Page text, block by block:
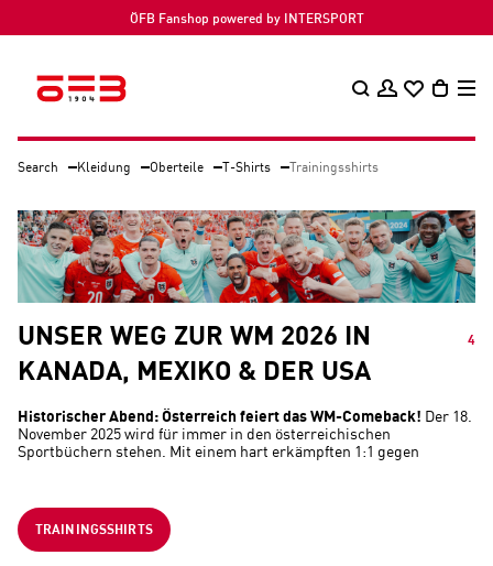
ÖFB Fanshop powered by INTERSPORT
Search Kleidung Oberteile T-Shirts Trainingsshirts
UNSER WEG ZUR WM 2026 IN
KANADA, MEXIKO & DER USA
4
Historischer Abend: Österreich feiert das WM-Comeback! Der 18.
November 2025 wird für immer in den österreichischen
Sportbüchern stehen. Mit einem hart erkämpften 1:1 gegen
ganze Nation in Jubelstimmung explodieren. Matchwinner Michael
Gregoritsch sorgte mit seinem legendären „Halbvolley von Wien“
für den Moment, der alles veränderte. Während das Team kollektiv
TRAININGSSHIRTS